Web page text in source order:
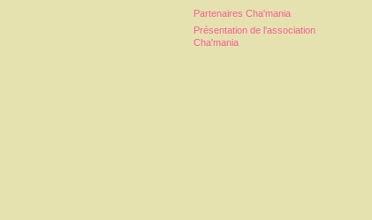
Partenaires Cha'mania
Présentation de l'association
Cha'mania